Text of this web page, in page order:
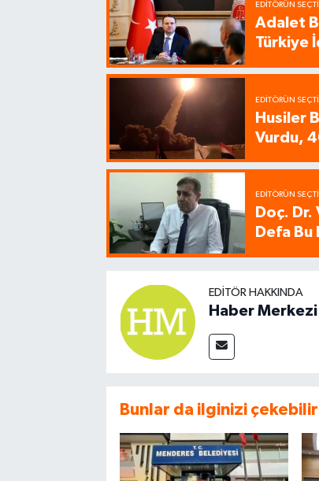
EDITÖRÜN
Adalet
Türkiye
EDITÖRÜN
Husiler
Vurdu,
EDITÖRÜN
Doç. Dr.
Defa Bu
EDITÖR HAKKINDA
Haber Merkezi
Bunlar da ilginizi çekebilir